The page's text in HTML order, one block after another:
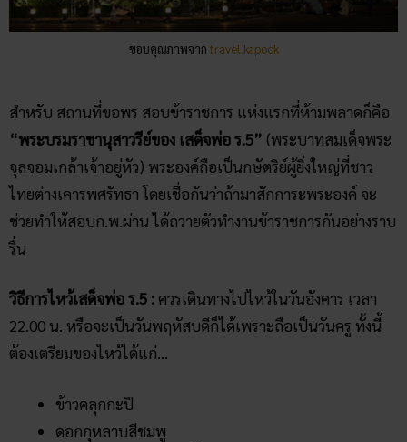
ขอบคุณภาพจาก travel.kapook
สำหรับ สถานที่ขอพร สอบข้าราชการ แห่งแรกที่ห้ามพลาดก็คือ
“พระบรมราชานุสาวรีย์ของ เสด็จพ่อ ร.5” (พระบาทสมเด็จพระ
จุลจอมเกล้าเจ้าอยู่หัว) พระองค์ถือเป็นกษัตริย์ผู้ยิ่งใหญ่ที่ชาว
ไทยต่างเคารพศรัทธา โดยเชื่อกันว่าถ้ามาสักการะพระองค์ จะ
ช่วยทำให้สอบก.พ.ผ่าน ได้ถวายตัวทำงานข้าราชการกันอย่างราบ
รื่น
วิธีการไหว้เสด็จพ่อ ร.5 : ควรเดินทางไปไหว้ในวันอังคาร เวลา
22.00 น. หรือจะเป็นวันพฤหัสบดีก็ได้เพราะถือเป็นวันครู ทั้งนี้
ต้องเตรียมของไหว้ได้แก่…
ข้าวคลุกกะปิ
ดอกกุหลาบสีชมพู